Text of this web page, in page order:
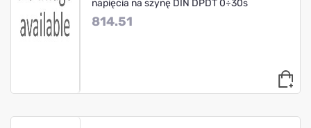
napięcia na szynę DIN DPDT 0÷30s
814.51